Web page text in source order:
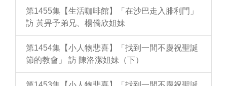
第1455集【生活咖啡館】「在沙巴走入腓利門」
訪 黃畀予弟兄、楊僑欣姐妹
第1454集【小人物悲喜】「找到一間不慶祝聖誕
節的教會」 訪 陳洛潔姐妹（下）